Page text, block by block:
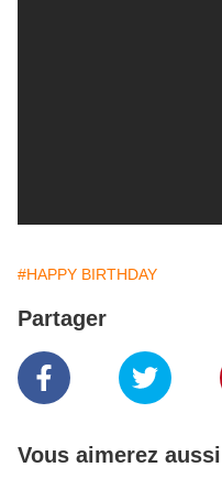
#HAPPY BIRTHDAY
Partager
Vous aimerez aussi